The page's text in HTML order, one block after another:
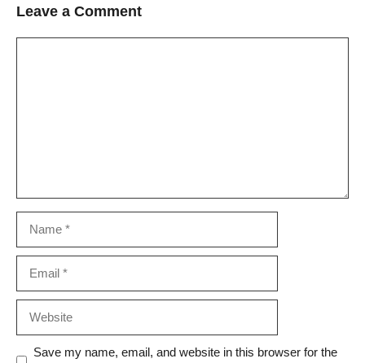
Leave a Comment
Save my name, email, and website in this browser for the